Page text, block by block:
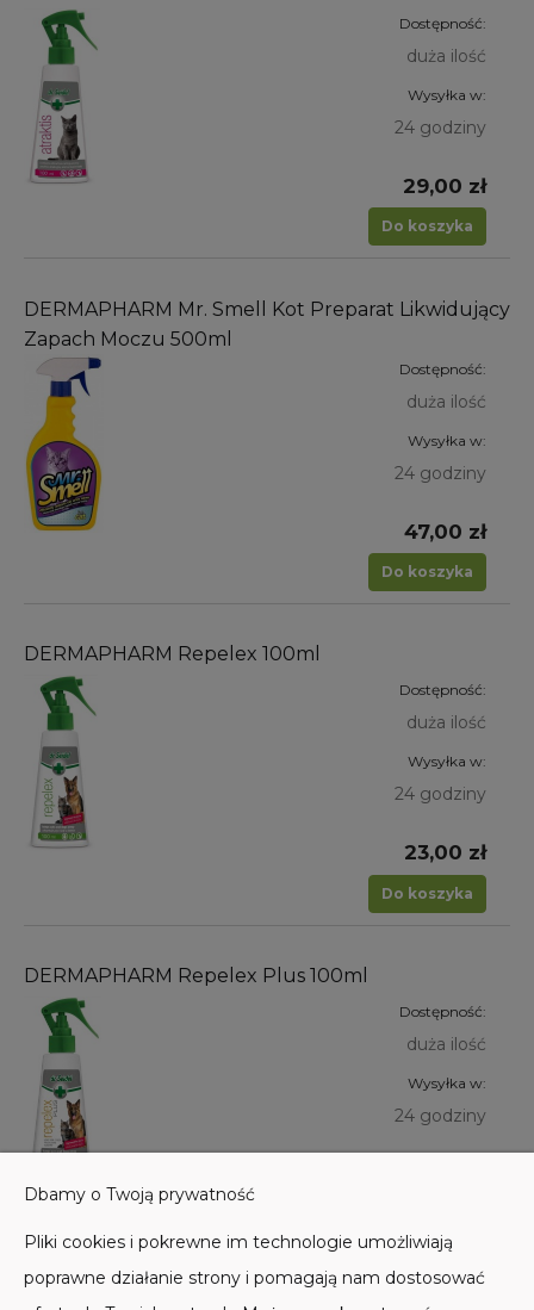
Dostępność:
duża ilość
Wysyłka w:
24 godziny
29,00 zł
Do koszyka
DERMAPHARM Mr. Smell Kot Preparat Likwidujący
Zapach Moczu 500ml
Dostępność:
duża ilość
Wysyłka w:
24 godziny
47,00 zł
Do koszyka
DERMAPHARM Repelex 100ml
Dostępność:
duża ilość
Wysyłka w:
24 godziny
23,00 zł
Do koszyka
DERMAPHARM Repelex Plus 100ml
Dostępność:
duża ilość
Wysyłka w:
24 godziny
Dbamy o Twoją prywatność
Pliki cookies i pokrewne im technologie umożliwiają
poprawne działanie strony i pomagają nam dostosować